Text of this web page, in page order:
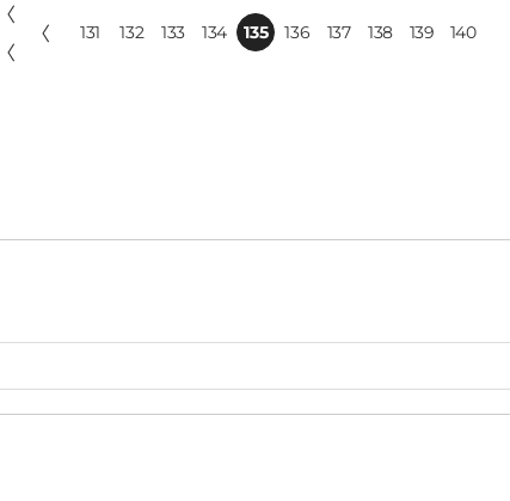
〈
〈
〈 131 132 133 134 135 136 137 138 139 140